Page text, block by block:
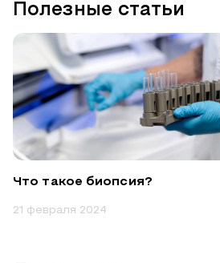
Полезные статьи
Что такое биопсия?
21 февраля 2024